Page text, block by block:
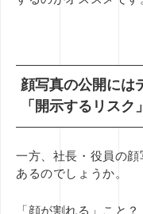
顔写真の公開には
「開示するリスク
一方、社長・役員の
あるのでしょうか。
「顔が割れる」こと